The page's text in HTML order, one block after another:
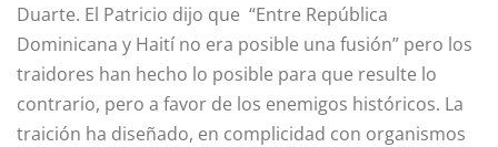
Duarte. El Patricio dijo que “Entre República
Dominicana y Haití no era posible una fusión” pero los
traidores han hecho lo posible para que resulte lo
contrario, pero a favor de los enemigos históricos. La
traición ha diseñado, en complicidad con organismos